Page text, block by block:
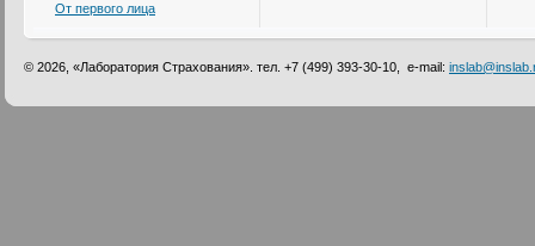
От первого лица
© 2026, «Лаборатория Страхования». тел. +7 (499) 393-30-10, e-mail: